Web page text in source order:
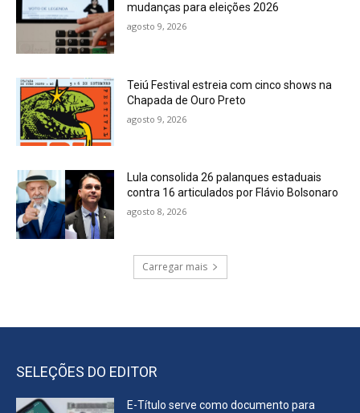
mudanças para eleições 2026
agosto 9, 2026
Teiú Festival estreia com cinco shows na
Chapada de Ouro Preto
agosto 9, 2026
Lula consolida 26 palanques estaduais
contra 16 articulados por Flávio Bolsonaro
agosto 8, 2026
Carregar mais
SELEÇÕES DO EDITOR
E-Título serve como documento para